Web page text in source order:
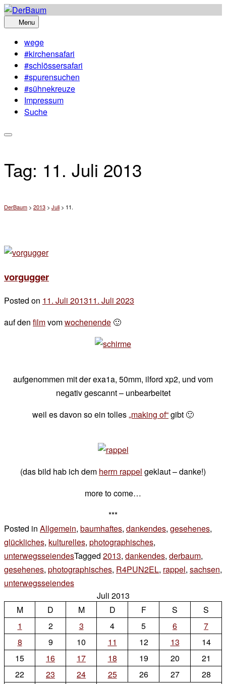
Skip
to
Menu
wege
#kirchensafari
#schlössersafari
#spurensuchen
#sühnekreuze
Impressum
Suche
Tag: 11. Juli 2013
DerBaum > 2013 > Juli > 11.
vorgugger
Posted on 11. Juli 201311. Juli 2023
auf den filmvomwochenende 🙂
aufgenommen mit der exa1a, 50mm, ilford xp2, und vom
negativ gescannt – unbearbeitet
weil es davon so ein tolles„making of“gibt 🙂
(das bild hab ich dem herrn rappel geklaut – danke!)
more to come…
***
Posted in Allgemein, baumhaftes, dankendes, gesehenes,
glückliches, kulturelles, photographisches,
unterwegsseiendesTagged 2013, dankendes, derbaum,
gesehenes, photographisches, R4PUN2EL, rappel, sachsen,
unterwegsseiendes
vorgugger
Juli 2013
M
D M D F S
S
1
2 3 4 5 6
7
8
9 10 11 12 13
14
15
16 17 18 19 20
21
22
23 24 25 26 27
28